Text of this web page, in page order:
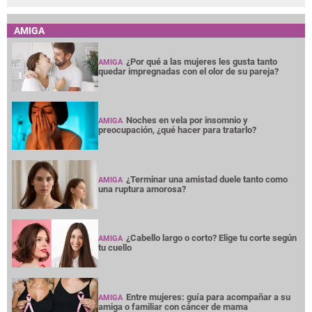
AMIGA
AMIGA ¿Por qué a las mujeres les gusta tanto
quedar impregnadas con el olor de su pareja?
AMIGA Noches en vela por insomnio y
preocupación, ¿qué hacer para tratarlo?
AMIGA ¿Terminar una amistad duele tanto como
una ruptura amorosa?
AMIGA ¿Cabello largo o corto? Elige tu corte según
tu cuello
AMIGA Entre mujeres: guía para acompañar a su
amiga o familiar con cáncer de mama